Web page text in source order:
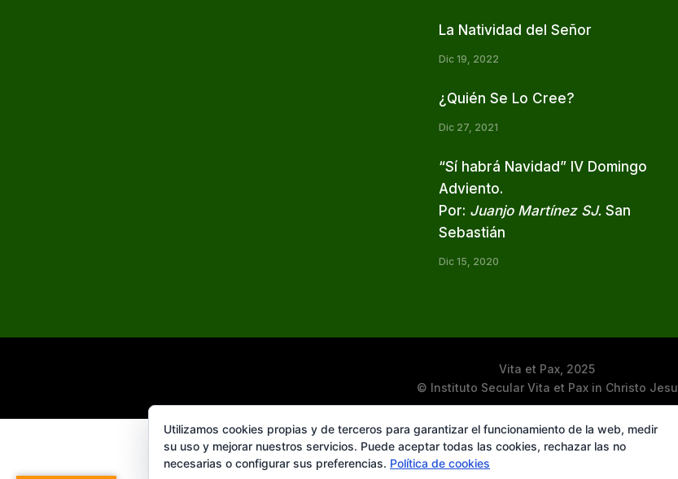
La Natividad del Señor
Dic 19, 2022
¿Quién Se Lo Cree?
Dic 27, 2021
“Sí habrá Navidad” IV Domingo
Adviento.
Por: Juanjo Martínez SJ. San
Sebastián
Dic 15, 2020
Vita et Pax, 2025
© Instituto Secular Vita et Pax in Christo Jesu
Utilizamos cookies propias y de terceros para garantizar el funcionamiento de la web, medir
su uso y mejorar nuestros servicios. Puede aceptar todas las cookies, rechazar las no
necesarias o configurar sus preferencias. Política de cookies